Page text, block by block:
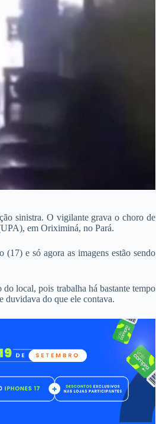
sinistra. O vigilante grava o choro de
em Oriximiná, no Pará.
e só agora as imagens estão sendo
local, pois trabalha há bastante tempo
duvidava do que ele contava.